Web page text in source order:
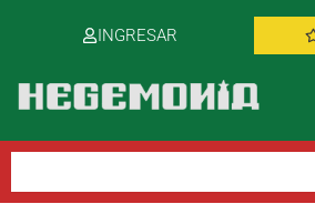
INGRESAR